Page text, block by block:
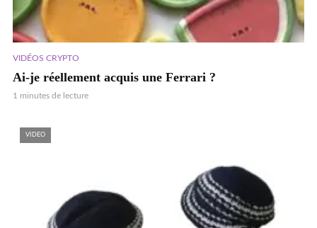
VIDÉOS CRYPTO
Ai-je réellement acquis une Ferrari ?
1 minutes de lecture
VIDEO